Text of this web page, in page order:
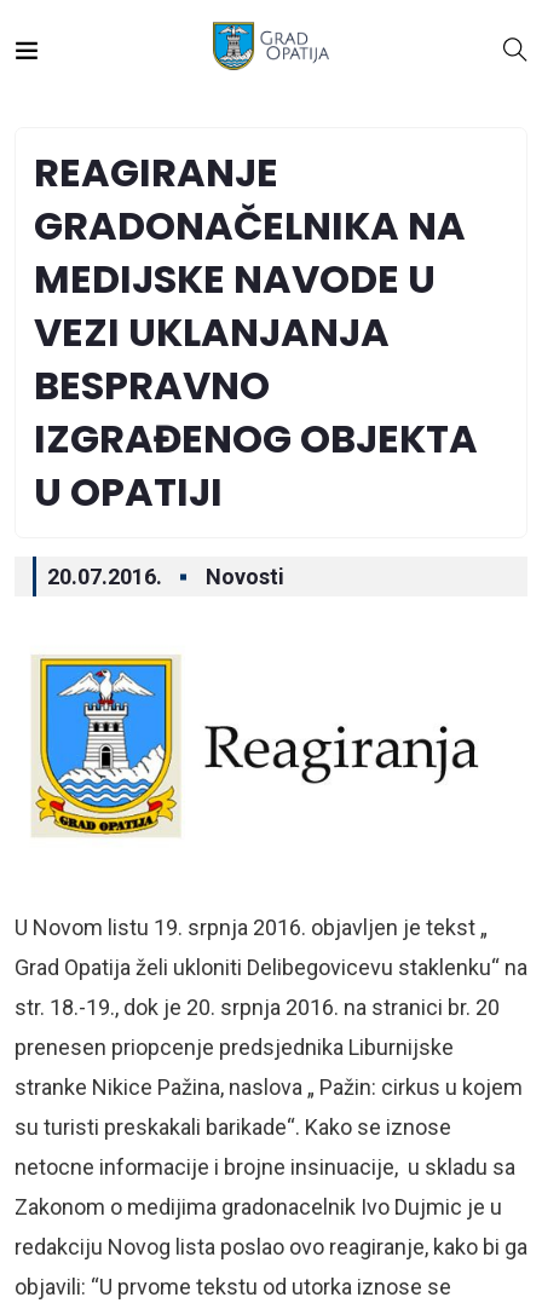
REAGIRANJE
GRADONAČELNIKA NA
MEDIJSKE NAVODE U
VEZI UKLANJANJA
BESPRAVNO
IZGRAĐENOG OBJEKTA
U OPATIJI
20.07.2016. Novosti
U Novom listu 19. srpnja 2016. objavljen je tekst „
Grad Opatija želi ukloniti Delibegovicevu staklenku“ na
str. 18.-19., dok je 20. srpnja 2016. na stranici br. 20
prenesen priopcenje predsjednika Liburnijske
stranke Nikice Pažina, naslova „ Pažin: cirkus u kojem
su turisti preskakali barikade“. Kako se iznose
netocne informacije i brojne insinuacije, u skladu sa
Zakonom o medijima gradonacelnik Ivo Dujmic je u
redakciju Novog lista poslao ovo reagiranje, kako bi ga
objavili: “U prvome tekstu od utorka iznose se